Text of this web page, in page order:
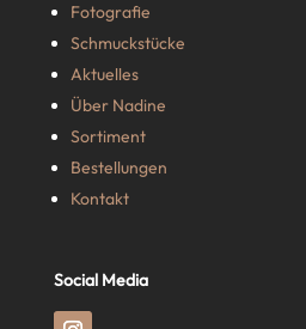
Fotografie
Schmuckstücke
Aktuelles
Über Nadine
Sortiment
Bestellungen
Kontakt
Social Media